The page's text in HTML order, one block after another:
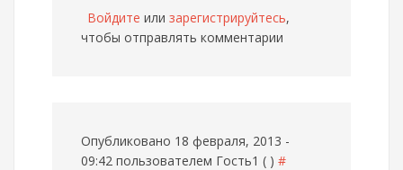
Войдите или зарегистрируйтесь,
чтобы отправлять комментарии
Опубликовано 18 февраля, 2013 -
09:42 пользователем Гость1 ( ) #